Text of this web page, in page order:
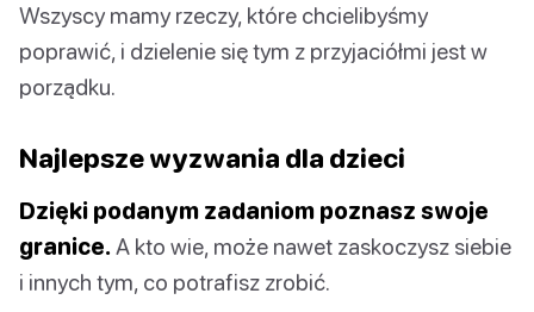
Wszyscy mamy rzeczy, które chcielibyśmy
poprawić, i dzielenie się tym z przyjaciółmi jest w
porządku.
Najlepsze wyzwania dla dzieci
Dzięki podanym zadaniom poznasz swoje
granice. A kto wie, może nawet zaskoczysz siebie
i innych tym, co potrafisz zrobić.